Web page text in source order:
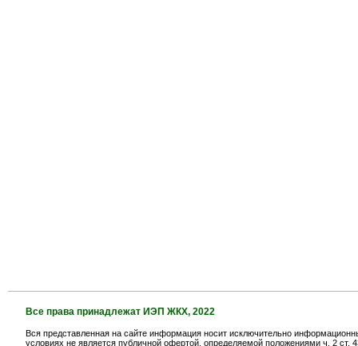
Все права принадлежат ИЭП ЖКХ, 2022
Вся представленная на сайте информация носит исключительно
условиях не является публичной офертой, определяемой положениями ч. 2 ст.